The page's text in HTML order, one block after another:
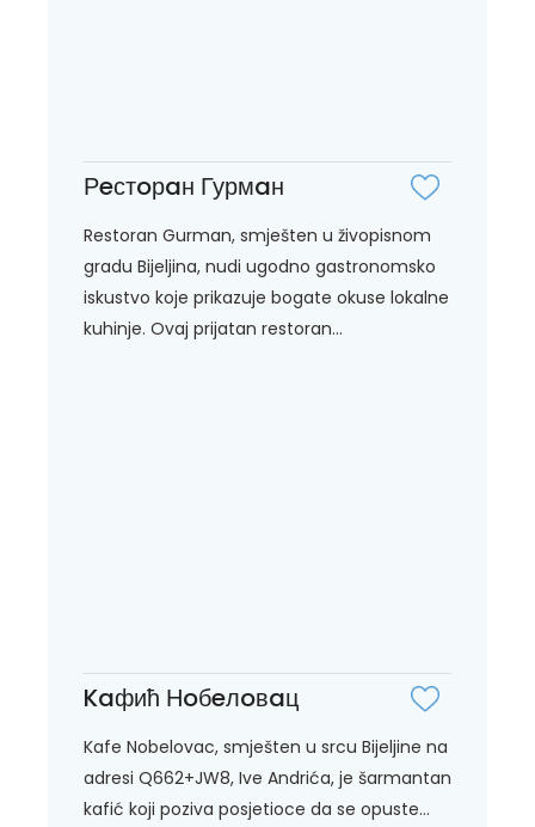
Рeстoрaн Гурмaн
Restoran Gurman, smješten u živopisnom
gradu Bijeljina, nudi ugodno gastronomsko
iskustvo koje prikazuje bogate okuse lokalne
kuhinje. Ovaj prijatan restoran...
Kaфић Нoбeлoвaц
Kafe Nobelovac, smješten u srcu Bijeljine na
adresi Q662+JW8, Ive Andrića, je šarmantan
kafić koji poziva posjetioce da se opuste...